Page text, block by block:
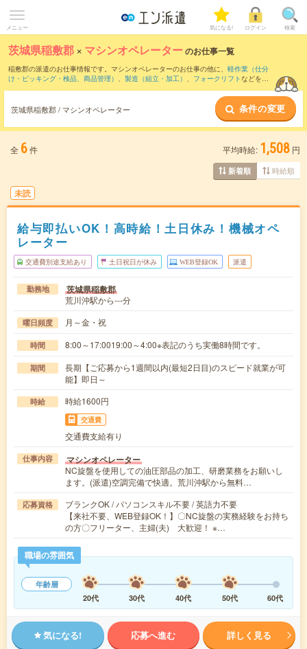
メニュー 気になる! ログイン 検索
茨城県稲敷郡 × マシンオペレーターのお仕事一覧
稲敷郡の派遣のお仕事情報です。マシンオペレーターのお仕事の他に、 軽作業（仕分
け・ピッキング・検品、商品管理） 、 製造（組立・加工） 、 フォークリフトなどを取
マシンオペレーターのお仕事とは？とは？
茨城県稲敷郡 / マシンオペレーター 条件の変更
全 6件 平均時給: 1,508 円
新着順 時給順
未読
給与即払いOK！高時給！土日休み！機械オペ
レーター
交通費別途支給あり 土日祝日が休み WEB登録OK 派遣
勤務地 茨城県稲敷郡
荒川沖駅から---分
曜日頻度 月～金・祝
時間 8:00～17:0019:00～4:00※表記のうち実働8時間です。
期間
長期【ご応募から1週間以内(最短2日目)のスピード就業が可
能】即日～
時給 時給1600円
交通費
交通費支給有り
仕事内容 マシンオペレーター
NC旋盤を使用しての油圧部品の加工、研磨業務をお願いし
ます。(派遣)空調完備で快適。荒川沖駅から無料…
応募資格
ブランクOK / パソコンスキル不要 / 英語力不要
【来社不要、WEB登録OK！】〇NC旋盤の実務経験をお持ち
の方〇フリーター、主婦(夫) 大歓迎！ ※…
職場の雰囲気
年齢層
20代
30代 40代 50代 60代
気になる! 応募へ進む 詳しく見る